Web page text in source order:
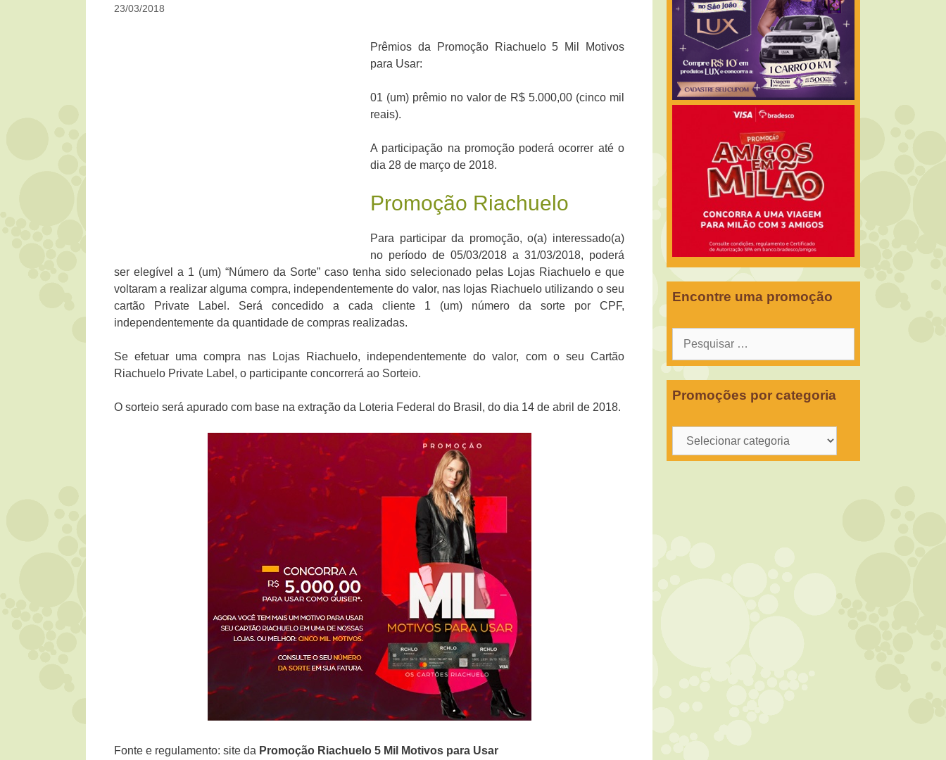
23/03/2018
Prêmios da Promoção Riachuelo 5 Mil Motivos
para Usar:
01 (um) prêmio no valor de R$ 5.000,00 (cinco mil
reais).
A participação na promoção poderá ocorrer até o
dia 28 de março de 2018.
Promoção Riachuelo
Para participar da promoção, o(a) interessado(a)
no período de 05/03/2018 a 31/03/2018, poderá
ser elegível a 1 (um) “Número da Sorte” caso tenha sido selecionado pelas Lojas Riachuelo e que
voltaram a realizar alguma compra, independentemente do valor, nas lojas Riachuelo utilizando o seu
cartão Private Label. Será concedido a cada cliente 1 (um) número da sorte por CPF,
independentemente da quantidade de compras realizadas.
Se efetuar uma compra nas Lojas Riachuelo, independentemente do valor, com o seu Cartão
Riachuelo Private Label, o participante concorrerá ao Sorteio.
O sorteio será apurado com base na extração da Loteria Federal do Brasil, do dia 14 de abril de 2018.
Fonte e regulamento: site da Promoção Riachuelo 5 Mil Motivos para Usar
Encontre uma promoção
Pesquisar
Promoções por categoria
Promoções
por